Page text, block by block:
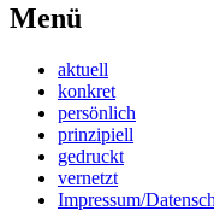
Menü
Zum
Inhalt
springen
aktuell
konkret
persönlich
prinzipiell
gedruckt
vernetzt
Impressum/